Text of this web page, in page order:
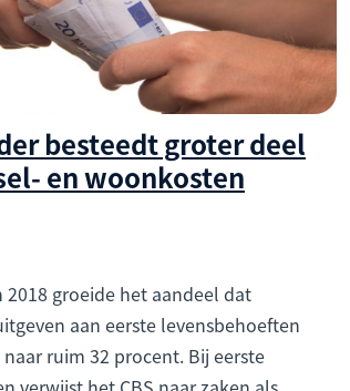
besteedt groter deel
en woonkosten
2018 groeide het aandeel dat
aan eerste levensbehoeften
ruim 32 procent. Bij eerste